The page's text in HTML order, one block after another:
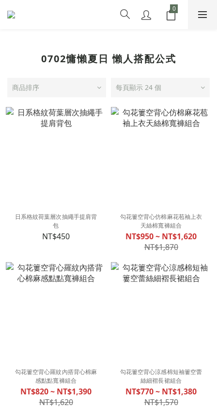
0702慵懶夏日 懶人搭配公式
商品排序 每頁顯示 24 個
日系格紋荷葉層次抽繩手提肩背
包
NT$450
勾花簍空背心仿棉麻花苞袖上衣
天絲棉寬褲組合
NT$950 ~ NT$1,620
NT$1,870
勾花簍空背心羅紋內搭背心棉麻
感點點寬褲組合
NT$820 ~ NT$1,390
NT$1,620
勾花簍空背心涼感棉短袖簍空蕾
絲細褶長裙組合
NT$770 ~ NT$1,380
NT$1,570